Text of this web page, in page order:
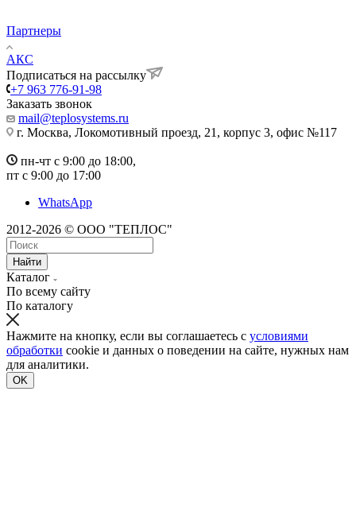
Партнеры
АКС
Подписаться на рассылку
+7 963 776-91-98
Заказать звонок
mail@teplosystems.ru
г. Москва, Локомотивный проезд, 21, корпус 3, офис №117
пн-чт с 9:00 до 18:00,
пт с 9:00 до 17:00
WhatsApp
2012-2026 © ООО "ТЕПЛОС"
Найти
Каталог
По всему сайту
По каталогу
Нажмите на кнопку, если вы соглашаетесь с условиями
обработки cookie и данных о поведении на сайте, нужных нам
для аналитики.
OK